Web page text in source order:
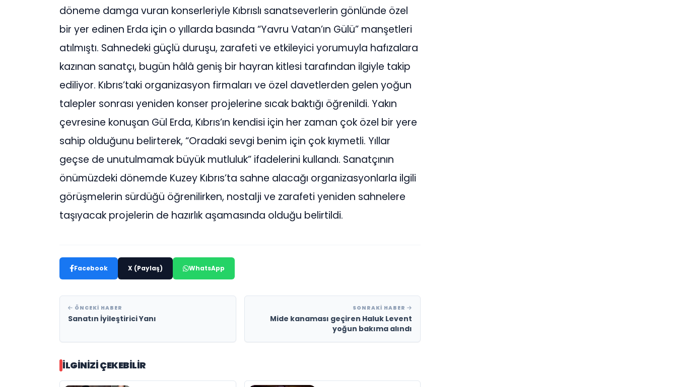
döneme damga vuran konserleriyle Kıbrıslı sanatseverlerin gönlünde özel
bir yer edinen Erda için o yıllarda basında “Yavru Vatan’ın Gülü” manşetleri
atılmıştı. Sahnedeki güçlü duruşu, zarafeti ve etkileyici yorumuyla hafızalara
kazınan sanatçı, bugün hâlâ geniş bir hayran kitlesi tarafından ilgiyle takip
ediliyor. Kıbrıs’taki organizasyon firmaları ve özel davetlerden gelen yoğun
talepler sonrası yeniden konser projelerine sıcak baktığı öğrenildi. Yakın
çevresine konuşan Gül Erda, Kıbrıs’ın kendisi için her zaman çok özel bir yere
sahip olduğunu belirterek, “Oradaki sevgi benim için çok kıymetli. Yıllar
geçse de unutulmamak büyük mutluluk” ifadelerini kullandı. Sanatçının
önümüzdeki dönemde Kuzey Kıbrıs’ta sahne alacağı organizasyonlarla ilgili
görüşmelerin sürdüğü öğrenilirken, nostalji ve zarafeti yeniden sahnelere
taşıyacak projelerin de hazırlık aşamasında olduğu belirtildi.
Facebook X (Paylaş) WhatsApp
ÖNCEKI HABER
Sanatın İyileştirici Yanı
SONRAKI HABER
Mide kanaması geçiren Haluk Levent
yoğun bakıma alındı
İLGINIZI ÇEKEBILIR